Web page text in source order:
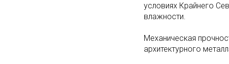
условиях Крайнего
влажности.
Механическая
архитектурного